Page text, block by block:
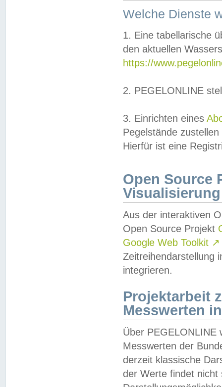
Welche Dienste
1. Eine tabellarische
den aktuellen
https://
2. PEGELONLINE
3. Einrichten eines
Pegelstände
Hierfür ist eine
Open Source
Visualisierung
Aus der interaktiven
Open Source Projekt
Google Web Toolkit ↗
Zeitreihendarstellung
integrieren.
Projektarbeit
Messwerten
Über PEGELONLINE
Messwerten der
derzeit klassische
der Werte findet